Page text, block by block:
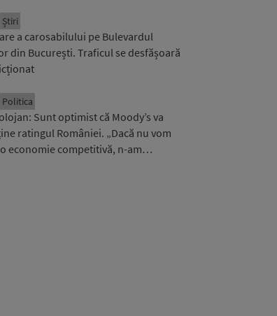
Știri
a carosabilului pe Bulevardul
din București. Traficul se desfășoară
Politica
Sunt optimist că Moody’s va
ratingul României. „Dacă nu vom
o economie competitivă, n-am…